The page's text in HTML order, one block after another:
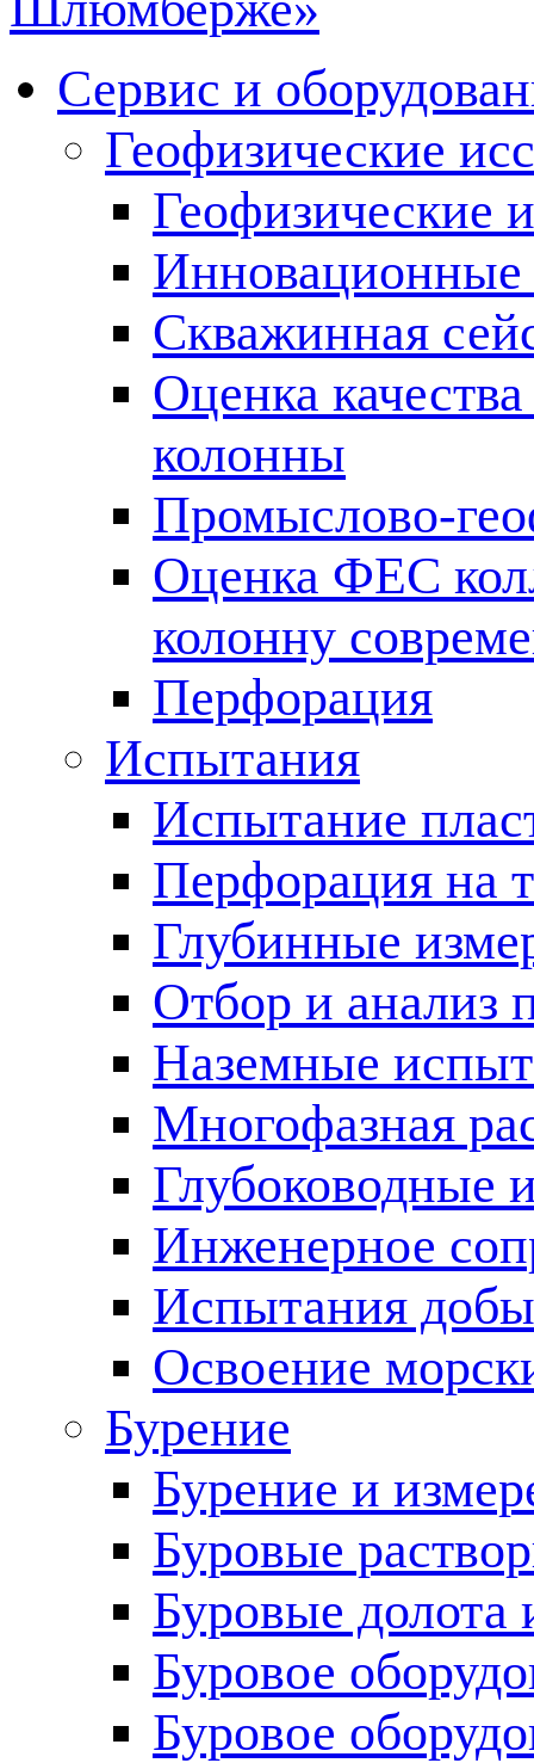
Сервис и
Геофизические
Геофизические
Инновационные
Скважинная
Оценка
колонны
Промыслово-
Оценка ФЕС
колонну
Перфорация
Испытания
Испытание
Перфорация на
Глубинные
Отбор и анализ
Наземные
Многофазная
Глубоководные
Инженерное
Испытания
Освоение
Бурение
Бурение и
Буровые
Буровые долота
Буровое
Буровое